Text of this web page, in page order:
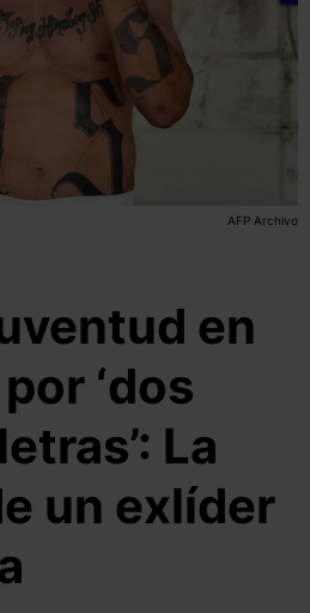
AFP Archivo
en
‘dos
La
un exlíder